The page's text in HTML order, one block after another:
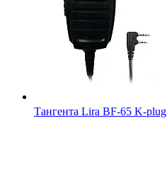
Тангента Lira BF-65 K-plug